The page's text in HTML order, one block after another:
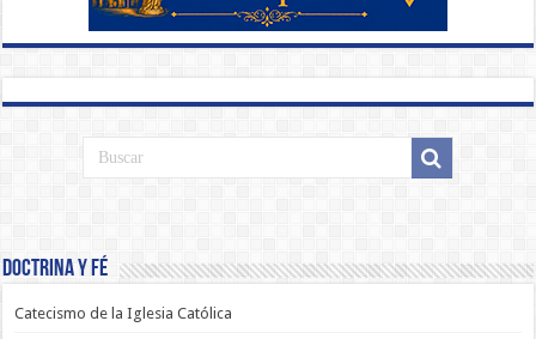
Doctrina y Fé
Catecismo de la Iglesia Católica